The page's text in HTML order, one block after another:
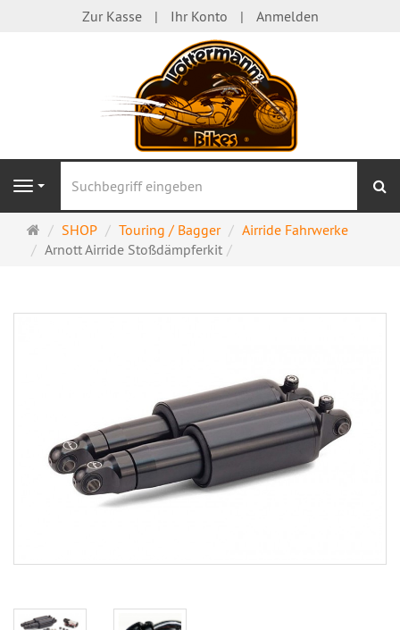
Zur Kasse Ihr Konto Anmelden
Navigation
Startseite
SHOP Touring / Bagger
Airride Fahrwerke
Arnott Airride Stoßdämpferkit